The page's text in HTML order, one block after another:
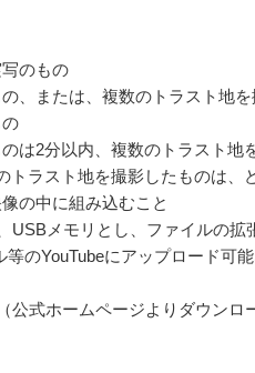
のもの
、または、複数のトラスト地
は2分以内、複数のトラスト地
トラスト地を撮影したものは、
の中に組み込むこと
メモリとし、ファイルの拡
のYouTubeにアップロード可
式ホームページよりダウンロ